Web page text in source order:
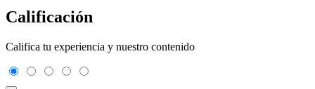
Calificación
Califica tu experiencia y nuestro contenido